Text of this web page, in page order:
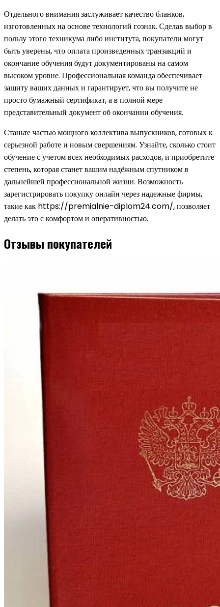
Отдельного внимания заслуживает качество бланков,
изготовленных на основе технологий гознак. Сделав выбор в
пользу этого техникума либо института, покупатели могут
быть уверены, что оплата произведенных транзакций и
окончание обучения будут документированы на самом
высоком уровне. Профессиональная команда обеспечивает
защиту ваших данных и гарантирует, что вы получите не
просто бумажный сертификат, а в полной мере
представительный документ об окончании обучения.
Станьте частью мощного коллектива выпускников, готовых к
серьезной работе и новым свершениям. Узнайте, сколько стоит
обучение с учетом всех необходимых расходов, и приобретите
степень, которая станет вашим надёжным спутником в
дальнейшей профессиональной жизни. Возможность
зарегистрировать покупку онлайн через надежные фирмы,
такие как https://premialnie-diplom24.com/, позволяет
делать это с комфортом и оперативностью.
Отзывы покупателей